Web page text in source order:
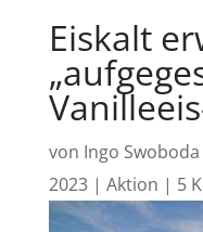
Eiskalt
von Ingo
2023| Aktion | 5